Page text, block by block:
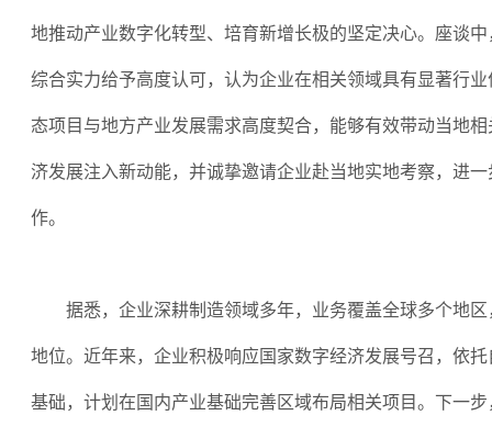
地推动产业数字化转型、培育新增长极的坚定决心。座谈
综合实力给予高度认可，认为企业在相关领域具有显著行
态项目与地方产业发展需求高度契合，能够有效带动当地
济发展注入新动能，并诚挚邀请企业赴当地实地考察，进
作。
据悉，企业深耕制造领域多年，业务覆盖全球多个地区
地位。近年来，企业积极响应国家数字经济发展号召，依
基础，计划在国内产业基础完善区域布局相关项目。下一